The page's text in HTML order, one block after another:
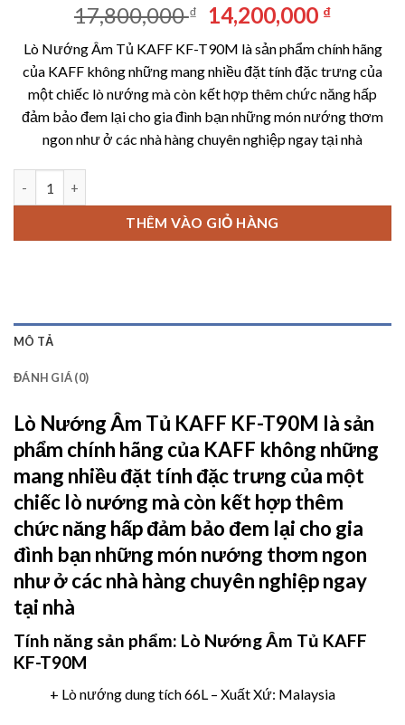
17,800,000₫
Giá
gốc
là:
17,800,000 ₫.
14,200,000 ₫Giá
tại
là:
Lò Nướng Âm Tủ KAFF KF-T90M là sản phẩm chính hãng
của KAFF không những mang nhiều đặt tính đặc trưng của
một chiếc lò nướng mà còn kết hợp thêm chức năng hấp
đảm bảo đem lại cho gia đình bạn những món nướng thơm
ngon như ở các nhà hàng chuyên nghiệp ngay tại nhà
THÊM VÀO GIỎ HÀNG
MÔ TẢ
ĐÁNH GIÁ (0)
Lò Nướng Âm Tủ KAFF KF-T90M là sản
phẩm chính hãng của KAFF không những
mang nhiều đặt tính đặc trưng của một
chiếc lò nướng mà còn kết hợp thêm
chức năng hấp đảm bảo đem lại cho gia
đình bạn những món nướng thơm ngon
như ở các nhà hàng chuyên nghiệp ngay
tại nhà
Tính năng sản phẩm: Lò Nướng Âm Tủ KAFF
KF-T90M
+ Lò nướng dung tích 66L – Xuất Xứ: Malaysia